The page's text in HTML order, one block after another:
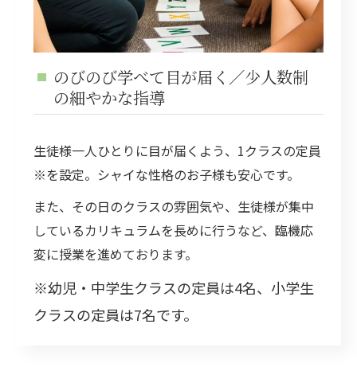
のびのび学べて目が届く／少人数制
の細やかな指導
生徒様一人ひとりに目が届くよう、1クラスの定員
※を設定。シャイな性格のお子様も安心です。
また、その日のクラスの雰囲気や、生徒様が集中
しているカリキュラムを長めに行うなど、臨機応
変に授業を進めております。
※幼児・中学生クラスの定員は4名、小学生
クラスの定員は7名です。